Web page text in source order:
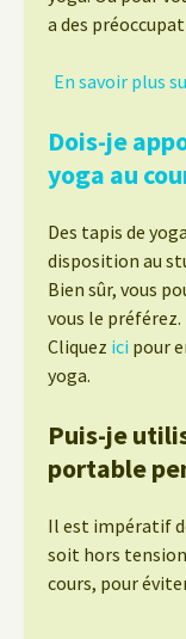
a des
En savoir plus
Dois-je
yoga au
Des tapis de
disposition au
Bien sûr, vous
vous le préférez.
Cliquez ici pour
yoga.
Puis-je
portable
Il est impératif
soit hors
cours, pour